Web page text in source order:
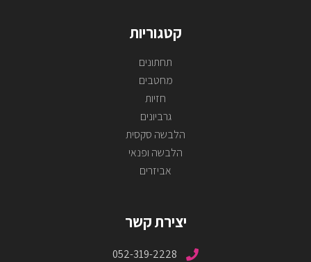
קטגוריות
תחתונים
מחטבים
חזיות
גרביונים
הלבשה סקסית
הלבשה ופנאי
אביזרים
יצירת קשר
052-319-2228